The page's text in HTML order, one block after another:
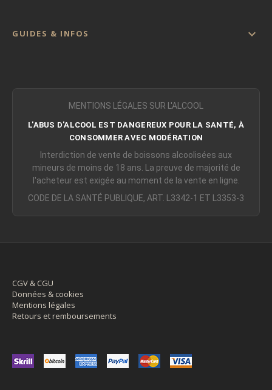
GUIDES & INFOS 
MENTIONS LÉGALES SUR L'ALCOOL
L'ABUS D'ALCOOL EST DANGEREUX POUR LA SANTÉ, À
CONSOMMER AVEC MODÉRATION
Interdiction de vente de boissons alcoolisées aux
mineurs de moins de 18 ans. La preuve de majorité de
l'acheteur est exigée au moment de la vente en ligne.
CODE DE LA SANTÉ PUBLIQUE, ART. L3342-1 ET L3353-3
CGV & CGU
Données & cookies
Mentions légales
Retours et remboursements